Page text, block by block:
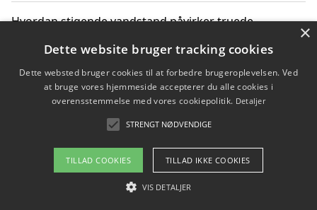
Hvordan stigende vandstand påvirker truede
Sådan vælger du de bedste vandrerygsække til
vandreture i Danmark
Copyright 2026 - Pilanto Aps
Om / kontakt
×
Dette website bruger tracking cookies
Dette websted bruger cookies til at forbedre brugeroplevelsen. Ved
at bruge vores hjemmeside accepterer du alle cookies i
overensstemmelse med vores cookiepolitik. Detaljer
STRENGT NØDVENDIGE
TILLAD COOKIES TILLAD IKKE COOKIES
VIS DETALJER